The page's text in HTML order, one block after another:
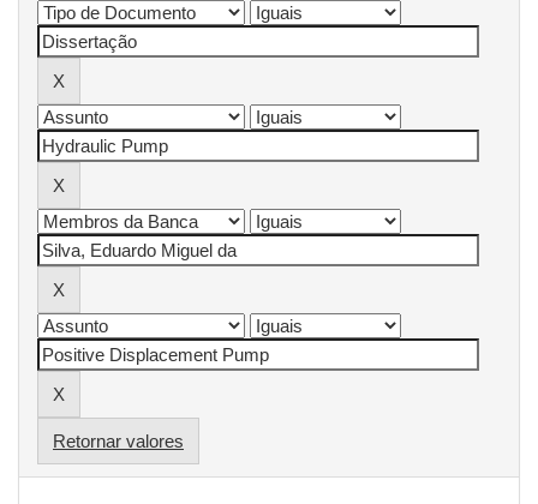
Retornar valores